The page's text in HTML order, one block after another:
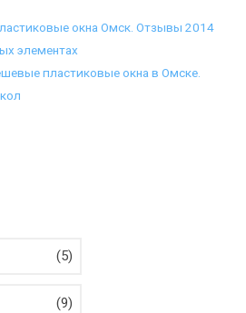
окна Омск. Отзывы 2014
элементах
пластиковые окна в Омске.
(5)
(9)